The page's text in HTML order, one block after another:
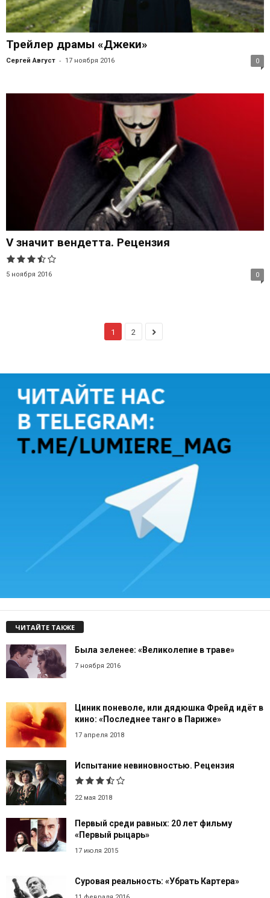
Трейлер драмы «Джеки»
Сергей Август - 17 ноября 2016 0
V значит вендетта. Рецензия
5 ноября 2016 0
1 2
ЧИТАЙТЕ ТАКЖЕ
Была зеленее: «Великолепие в траве»
7 ноября 2016
Циник поневоле, или дядюшка Фрейд идёт в
кино: «Последнее танго в Париже»
17 апреля 2018
Испытание невиновностью. Рецензия
22 мая 2018
Первый среди равных: 20 лет фильму
«Первый рыцарь»
17 июля 2015
Суровая реальность: «Убрать Картера»